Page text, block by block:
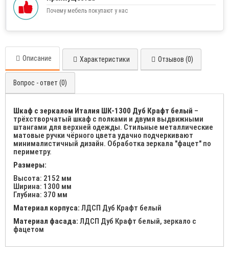
Почему мебель покупают у нас
Описание Характеристики Отзывов (0)
Вопрос - ответ (0)
Шкаф с зеркалом Италия ШК-1300 Дуб Крафт белый –
трёхстворчатый шкаф с полками и двумя выдвижными
штангами для верхней одежды. Стильные металлические
матовые ручки чёрного цвета удачно подчеркивают
минималистичный дизайн. Обработка зеркала "фацет" по
периметру.
Размеры:
Высота: 2152 мм
Ширина: 1300 мм
Глубина: 370 мм
Материал корпуса: ЛДСП Дуб Крафт белый
Материал фасада: ЛДСП Дуб Крафт белый, зеркало с
фацетом